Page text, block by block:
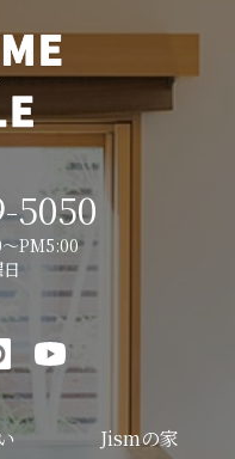
5050
PM5:00
Jismの家